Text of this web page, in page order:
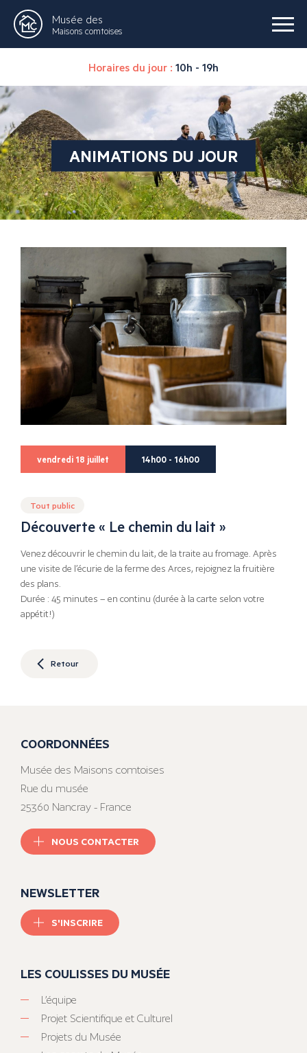
Musée des
Maisons comtoises
Horaires du jour : 10h - 19h
ANIMATIONS DU JOUR
vendredi 18 juillet 14h00 - 16h00
Tout public
Découverte « Le chemin du lait »
Venez découvrir le chemin du lait, de la traite au fromage. Après
une visite de l’écurie de la ferme des Arces, rejoignez la fruitière
des plans.
Durée : 45 minutes – en continu (durée à la carte selon votre
appétit!)
Retour
COORDONNÉES
Musée des Maisons comtoises
Rue du musée
25360 Nancray - France
NOUS CONTACTER
NEWSLETTER
S'INSCRIRE
LES COULISSES DU MUSÉE
L’équipe
Projet Scientifique et Culturel
Projets du Musée